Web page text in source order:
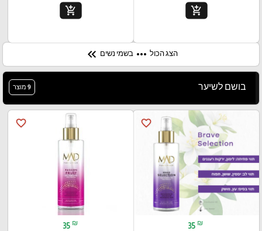
add_shopping_cart
add_shopping_cart
הצג הכול more_horiz בשמי נשים keyboard_double_arrow_left
בושם לשיער 9 מוצר
favorite_border
35 ₪
favorite_border
35 ₪